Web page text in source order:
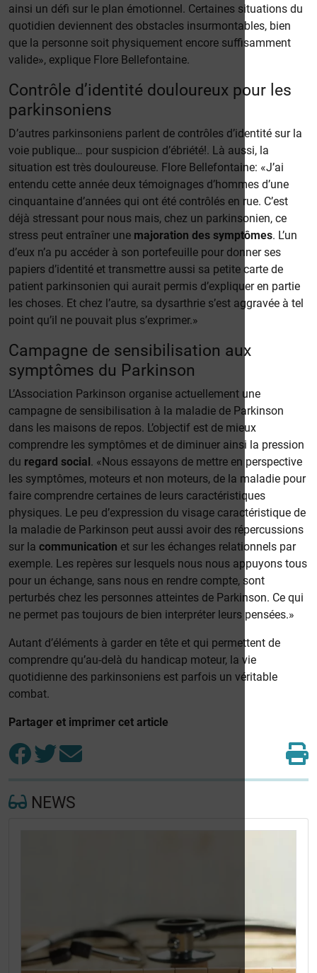
ainsi un défi sur le plan émotionnel. Certaines situations du
quotidien deviennent des obstacles insurmontables, bien
que la personne soit physiquement encore suffisamment
valide», explique Flore Bellefontaine.
Contrôle d’identité douloureux pour les
parkinsoniens
D’autres parkinsoniens parlent de contrôles d’identité sur la
voie publique… pour suspicion d’ébriété!. Là aussi, la
situation est très douloureuse. Flore Bellefontaine: «J’ai
entendu cette année deux témoignages d’hommes d’une
cinquantaine d’années qui ont été contrôlés en rue. C’est
déjà stressant pour nous mais, chez un parkinsonien, ce
stress peut entraîner une majoration des symptômes. L’un
d’eux n’a pu accéder à son portefeuille pour donner ses
papiers d’identité et transmettre aussi sa petite carte de
patient parkinsonien qui aurait permis d’expliquer en partie
les choses. Et chez l’autre, sa dysarthrie s’est aggravée à tel
point qu’il ne pouvait plus s’exprimer.»
Campagne de sensibilisation aux
symptômes du Parkinson
L’Association Parkinson organise actuellement une
campagne de sensibilisation à la maladie de Parkinson
dans les maisons de repos. L’objectif est de mieux
comprendre les symptômes et de diminuer ainsi la pression
du regard social. «Nous essayons de mettre en perspective
les symptômes, moteurs et non moteurs, de la maladie pour
faire comprendre certaines de leurs caractéristiques
physiques. Le peu d’expression du visage caractéristique de
la maladie de Parkinson peut aussi avoir des répercussions
sur la communication et sur les échanges relationnels par
exemple. Les repères sur lesquels nous nous appuyons tous
pour un échange, sans nous en rendre compte, sont
perturbés chez les personnes atteintes de Parkinson. Ce qui
ne permet pas toujours de bien interpréter leurs pensées.»
Autant d’éléments à garder en tête et qui permettent de
comprendre qu’au-delà du handicap moteur, la vie
quotidienne des parkinsoniens est parfois un véritable
combat.
Partager et imprimer cet article
NEWS